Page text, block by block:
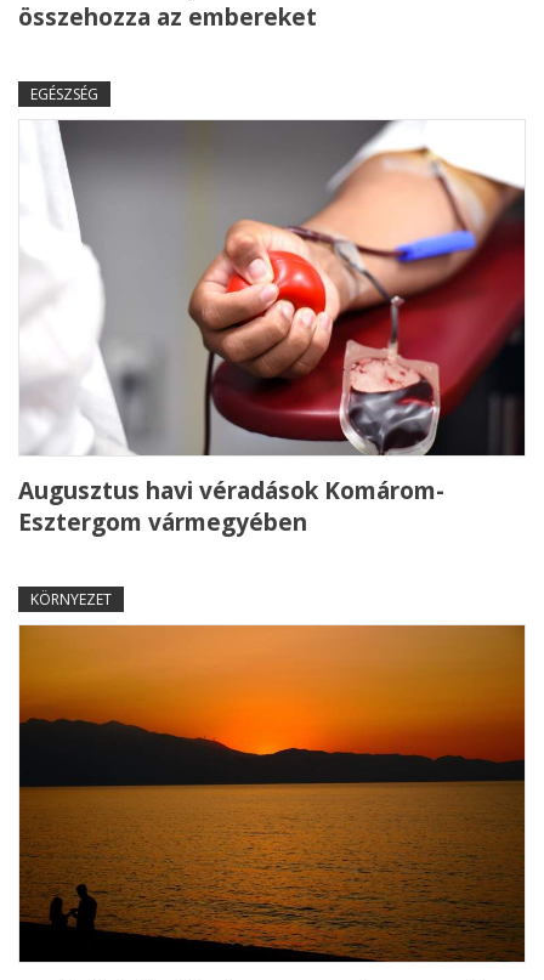
összehozza az embereket
EGÉSZSÉG
Augusztus havi véradások Komárom-
Esztergom vármegyében
KÖRNYEZET